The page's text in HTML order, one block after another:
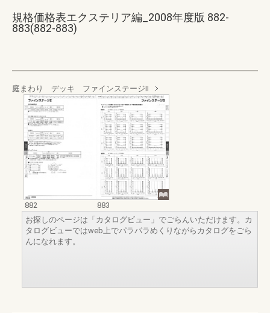
規格価格表エクステリア編_2008年度版 882-
883(882-883)
庭まわり デッキ ファインステージⅡ
882
883
お探しのページは「カタログビュー」でごらんいただけます。カ
タログビューではweb上でパラパラめくりながらカタログをごら
んになれます。